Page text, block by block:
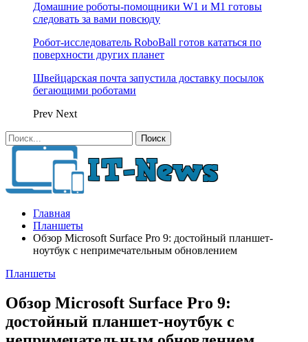
Домашние роботы-помощники W1 и M1 готовы
следовать за вами повсюду
Робот-исследователь RoboBall готов кататься по
поверхности других планет
Швейцарская почта запустила доставку посылок
бегающими роботами
Prev Next
Главная
Планшеты
Обзор Microsoft Surface Pro 9: достойный планшет-
ноутбук с непримечательным обновлением
Планшеты
Обзор Microsoft Surface Pro 9:
достойный планшет-ноутбук с